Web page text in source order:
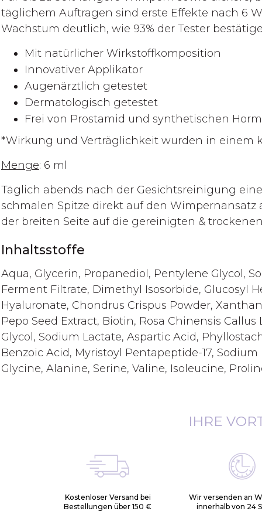
täglichem Auftragen sind erste Effekte nach 6
Wachstum deutlich, wie 93% der Tester
Mit natürlicher Wirkstoffkomposition
Innovativer Applikator
Augenärztlich getestet
Dermatologisch getestet
Frei von Prostamid und synthetischen
*Wirkung und Verträglichkeit wurden in einem
Menge: 6 ml
Täglich abends nach der Gesichtsreinigung
schmalen Spitze direkt auf den
der breiten Seite auf die gereinigten &
Inhaltsstoffe
Aqua, Glycerin, Propanediol, Pentylene Glycol,
Ferment Filtrate, Dimethyl Isosorbide, Glucosyl
Hyaluronate, Chondrus Crispus Powder,
Pepo Seed Extract, Biotin, Rosa Chinensis
Glycol, Sodium Lactate, Aspartic Acid,
Benzoic Acid, Myristoyl Pentapeptide-17,
Glycine, Alanine, Serine, Valine, Isoleucine,
IHRE
Kostenloser Versand bei
Bestellungen über 150 €
Wir versenden an
innerhalb von 24